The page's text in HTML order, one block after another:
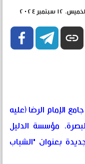
١٢ سبتمبر ٢٠٢٤
  link
الإمام الرضا (عليه
مؤسسة الدليل
بعنوان "الشباب